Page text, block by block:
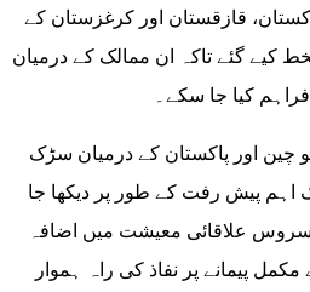
قازقستان اور کرغزستان کے
کیے گئے تاکہ ان ممالک کے درمیان
کیا جا سکے۔
چین اور پاکستان کے درمیان سڑک
اہم پیش رفت کے طور پر دیکھا جا
علاقائی معیشت میں اضافہ
پیمانے پر نفاذ کی راہ ہموار